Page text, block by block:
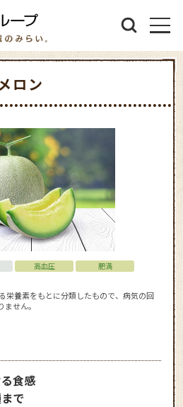
ロン
高血圧
肥満
栄養素をもとに分類したもので、病気の回
せん。
食感
で